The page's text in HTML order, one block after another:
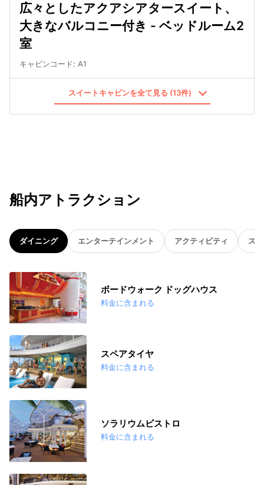
広々としたアクアシアタースイート、
大きなバルコニー付き - ベッドルーム2
室
キャビンコード: A1
スイートキャビンを全て見る (13件)
船内アトラクション
ダイニング エンターテインメント アクティビティ ス
ボードウォーク ドッグハウス
料金に含まれる
スペアタイヤ
料金に含まれる
ソラリウムビストロ
料金に含まれる